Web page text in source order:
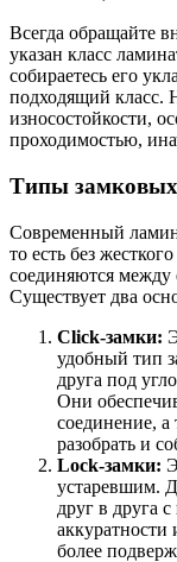
Всегда обращайте
указан класс
собираетесь его
подходящий класс.
износостойкости,
проходимостью,
Типы замковых
Современный
то есть без
соединяются
Существует два
Click-замки:
удобный тип
друга под
Они
соединение,
разобрать и
Lock-замки:
устаревшим.
друг в друга
более